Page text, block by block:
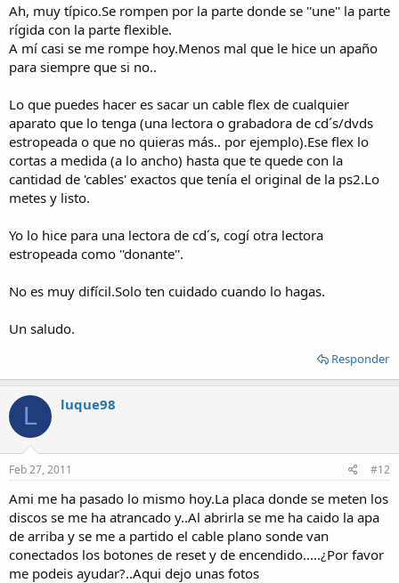
Ah, muy típico.Se rompen por la parte donde se ''une'' la parte
rígida con la parte flexible.
A mí casi se me rompe hoy.Menos mal que le hice un apaño
para siempre que si no..
Lo que puedes hacer es sacar un cable flex de cualquier
aparato que lo tenga (una lectora o grabadora de cd´s/dvds
estropeada o que no quieras más.. por ejemplo).Ese flex lo
cortas a medida (a lo ancho) hasta que te quede con la
cantidad de 'cables' exactos que tenía el original de la ps2.Lo
metes y listo.
Yo lo hice para una lectora de cd´s, cogí otra lectora
estropeada como ''donante''.
No es muy difícil.Solo ten cuidado cuando lo hagas.
Un saludo.
Responder
L luque98
Feb 27, 2011 #12
Ami me ha pasado lo mismo hoy.La placa donde se meten los
discos se me ha atrancado y..Al abrirla se me ha caido la apa
de arriba y se me a partido el cable plano sonde van
conectados los botones de reset y de encendido.....¿Por favor
me podeis ayudar?..Aqui dejo unas fotos